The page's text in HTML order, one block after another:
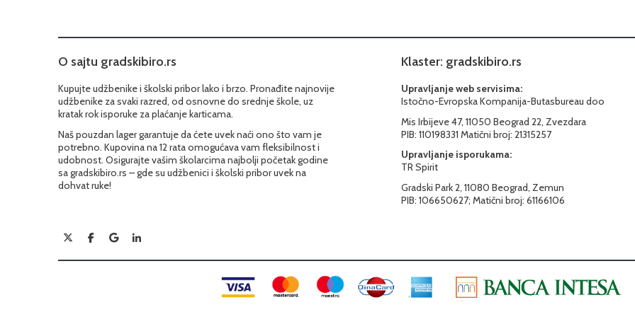
O sajtu gradskibiro.rs
Kupujte udžbenike i školski pribor lako i brzo. Pronađite najnovije
udžbenike za svaki razred, od osnovne do srednje škole, uz
kratak rok isporuke za plaćanje karticama.
Naš pouzdan lager garantuje da ćete uvek naći ono što vam je
potrebno. Kupovina na 12 rata omogućava vam fleksibilnost i
udobnost. Osigurajte vašim školarcima najbolji početak godine
sa gradskibiro.rs – gde su udžbenici i školski pribor uvek na
dohvat ruke!
Klaster: gradskibiro.rs
Upravljanje web servisima:
Istočno-Evropska Kompanija-Butasbureau doo
Mis Irbijeve 47, 11050 Beograd 22, Zvezdara
PIB: 110198331 Matični broj: 21315257
Upravljanje isporukama:
TR Spirit
Gradski Park 2, 11080 Beograd, Zemun
PIB: 106650627; Matični broj: 61166106